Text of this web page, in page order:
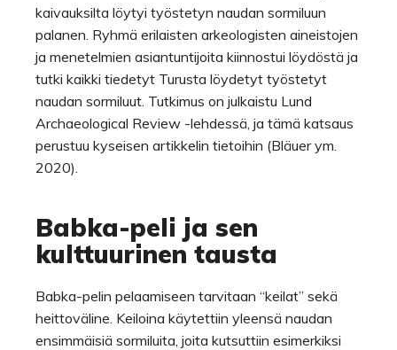
kaivauksilta löytyi työstetyn naudan sormiluun
palanen. Ryhmä erilaisten arkeologisten aineistojen
ja menetelmien asiantuntijoita kiinnostui löydöstä ja
tutki kaikki tiedetyt Turusta löydetyt työstetyt
naudan sormiluut. Tutkimus on julkaistu Lund
Archaeological Review -lehdessä, ja tämä katsaus
perustuu kyseisen artikkelin tietoihin (Bläuer ym.
2020).
Babka-peli ja sen
kulttuurinen tausta
Babka-pelin pelaamiseen tarvitaan “keilat” sekä
heittoväline. Keiloina käytettiin yleensä naudan
ensimmäisiä sormiluita, joita kutsuttiin esimerkiksi